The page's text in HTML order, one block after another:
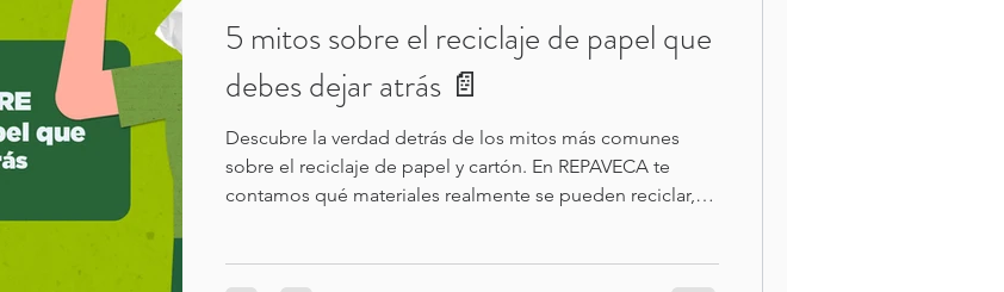
5 mitos sobre el reciclaje de papel que
debes dejar atrás 📄
Descubre la verdad detrás de los mitos más comunes
sobre el reciclaje de papel y cartón. En REPAVECA te
contamos qué materiales realmente se pueden reciclar,